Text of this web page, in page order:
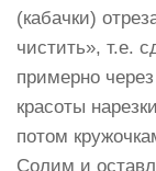
(кабачки)
чистить», т.е.
примерно
красоты
потом
Солим и